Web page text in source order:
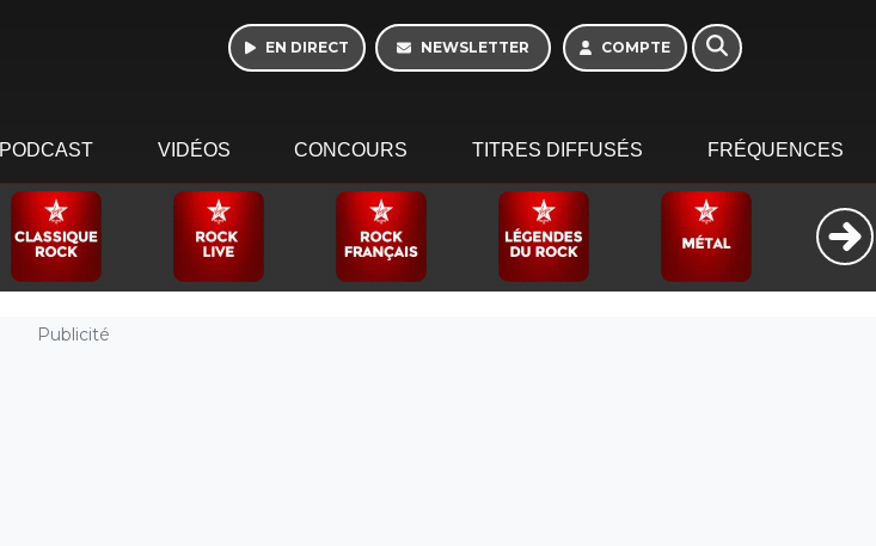
EN DIRECT NEWSLETTER COMPTE
PODCAST VIDÉOS CONCOURS TITRES DIFFUSÉS FRÉQUENCES
Publicité